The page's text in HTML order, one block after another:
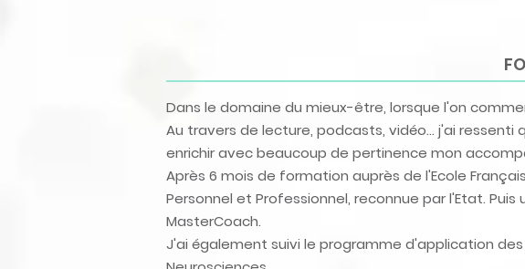
Dans le domaine du mieux-être, lorsque l'on
Au travers de lecture, podcasts, vidéo... j'ai ressenti
enrichir avec beaucoup de pertinence mon
Après 6 mois de formation auprès de l'Ecole
Personnel et Professionnel, reconnue par l'Etat.
MasterCoach.
J'ai également suivi le programme d'application